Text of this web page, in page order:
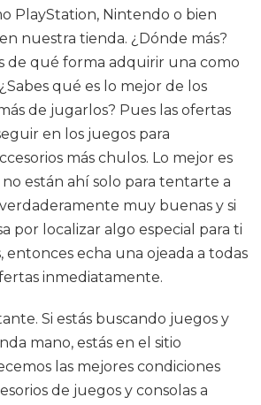
PlayStation, Nintendo o bien
nuestra tienda. ¿Dónde más?
de qué forma adquirir una como
qué es lo mejor de los
de jugarlos? Pues las ofertas
en los juegos para
más chulos. Lo mejor es
están ahí solo para tentarte a
muy buenas y si
por localizar algo especial para ti
entonces echa una ojeada a todas
inmediatamente.
Si estás buscando juegos y
mano, estás en el sitio
las mejores condiciones
de juegos y consolas a